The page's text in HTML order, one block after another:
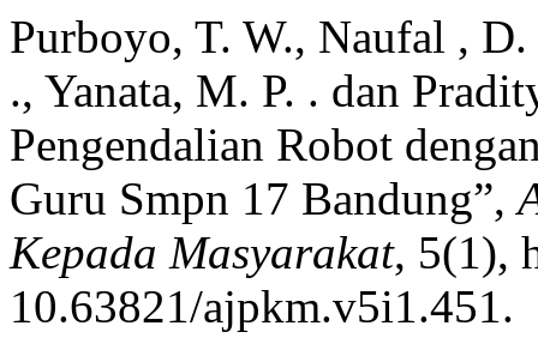
Purboyo, T. W., Naufal ,
., Yanata, M. P. . dan
Pengendalian Robot
Guru Smpn 17 Bandung”,
Kepada Masyarakat, 5(1),
10.63821/ajpkm.v5i1.451.